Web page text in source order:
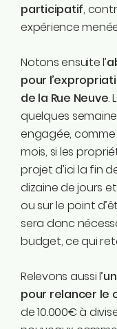
participatif,
expérience
Notons ensuite l’
pour
de la Rue Neuve.
quelques
engagée,
mois, si les
projet d’ici la fin
dizaine de jours
ou sur le point
sera donc
budget, ce qui
Relevons aussi l’
pour relancer le
de 10.000€ à